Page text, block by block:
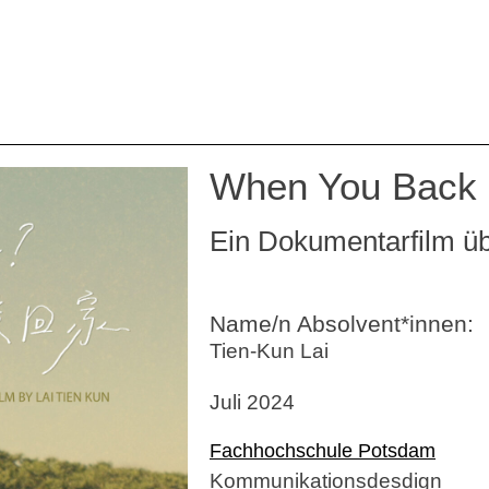
When You Back
Ein Dokumentarfilm
Name/n Absolvent*innen:
Tien-Kun Lai
Juli 2024
Fachhochschule Potsdam
Kommunikationsdesdign